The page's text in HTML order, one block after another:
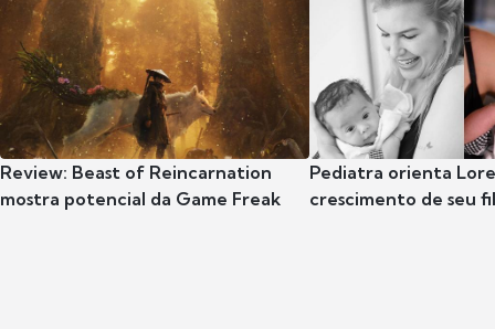
Review: Beast of Reincarnation
mostra potencial da Game Freak
Pediatra orienta
crescimento de seu